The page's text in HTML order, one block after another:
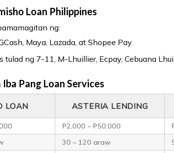
Loan Philippines
ng:
Maya, Lazada, at Shopee Pay.
ng 7-11, M-Lhuillier, Ecpay, Cebuana
Pang Loan Services
LOAN ASTERIA LENDING
₱2,000 – ₱50,000
30 – 120 araw